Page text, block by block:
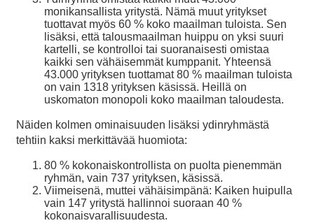
monikansallista yritystä. Nämä muut yritykset
tuottavat myös 60 % koko maailman tuloista. Sen
lisäksi, että talousmaailman huippu on yksi suuri
kartelli, se kontrolloi tai suoranaisesti omistaa
kaikki sen vähäisemmät kumppanit. Yhteensä
43.000 yrityksen tuottamat 80 % maailman tuloista
on vain 1318 yrityksen käsissä. Heillä on
uskomaton monopoli koko maailman taloudesta.
Näiden kolmen ominaisuuden lisäksi ydinryhmästä
tehtiin kaksi merkittävää huomiota:
80 % kokonaiskontrollista on puolta pienemmän
ryhmän, vain 737 yrityksen, käsissä.
Viimeisenä, muttei vähäisimpänä: Kaiken huipulla
vain 147 yritystä hallinnoi suoraan 40 %
kokonaisvarallisuudesta.